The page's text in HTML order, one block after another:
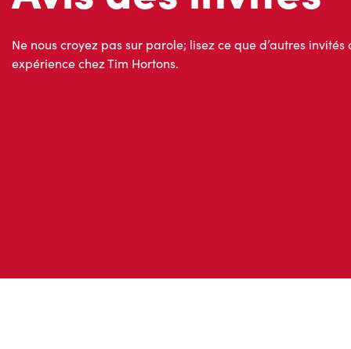
Avis des invités